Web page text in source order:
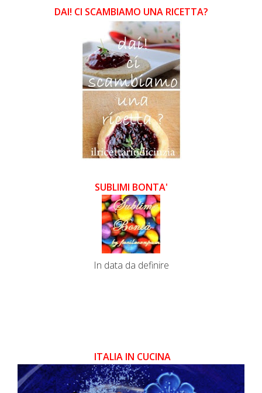
DAI! CI SCAMBIAMO UNA RICETTA?
SUBLIMI BONTA'
In data da definire
ITALIA IN CUCINA